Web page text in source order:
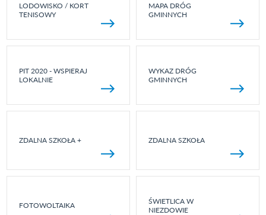
LODOWISKO / KORT
TENISOWY
MAPA DRÓG
GMINNYCH
PIT 2020 - WSPIERAJ
LOKALNIE
WYKAZ DRÓG
GMINNYCH
ZDALNA SZKOŁA + ZDALNA SZKOŁA
FOTOWOLTAIKA
ŚWIETLICA W
NIEZDOWIE